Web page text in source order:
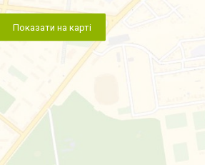
Показати на карті